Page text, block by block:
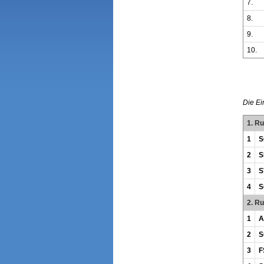
7.
8.
9.
10.
Die
1.
1
2
3
4
2.
1
2
3